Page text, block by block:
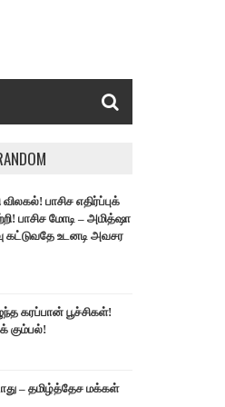
பாசிச எதிர்ப்புக்
பாசிச மோடி – அமித்ஷா
கட்டுவதே உடனடி அவசர
கரப்பான் பூச்சிகள்!
கும்பல்!
– தமிழ்த்தேச மக்கள்